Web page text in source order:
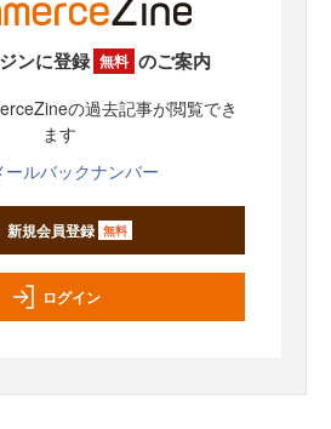
ンに登録 無料 のご案内
の過去記事が閲覧でき
ます
ールバックナンバー
新規会員登録 無料
ログイン